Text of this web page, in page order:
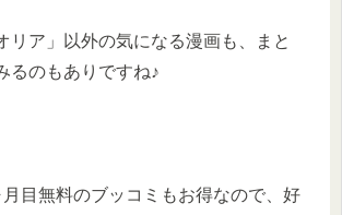
リア」以外の気になる漫画も、まと
るのもありですね♪
月目無料のブッコミもお得なので、好